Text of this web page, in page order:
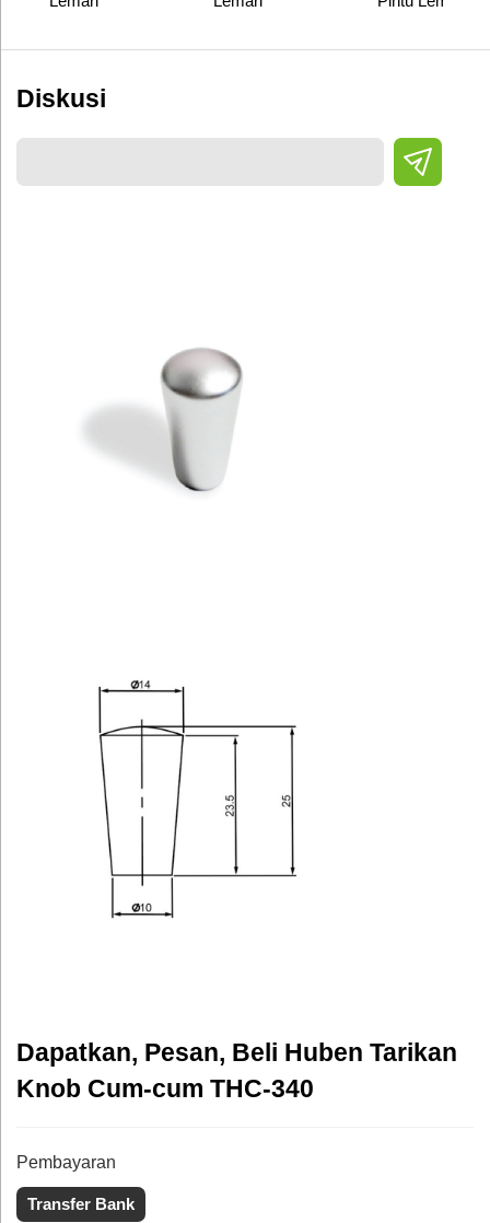
Diskusi
Dapatkan, Pesan, Beli Huben Tarikan
Knob Cum-cum THC-340
Pembayaran
Transfer Bank